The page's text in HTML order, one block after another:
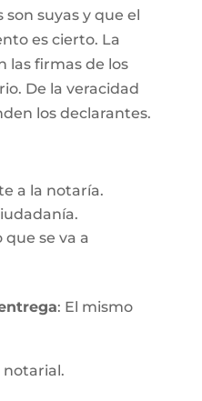
suyas y que el
es cierto. La
las firmas de los
De la veracidad
los declarantes.
a la notaría.
se va a
: El mismo